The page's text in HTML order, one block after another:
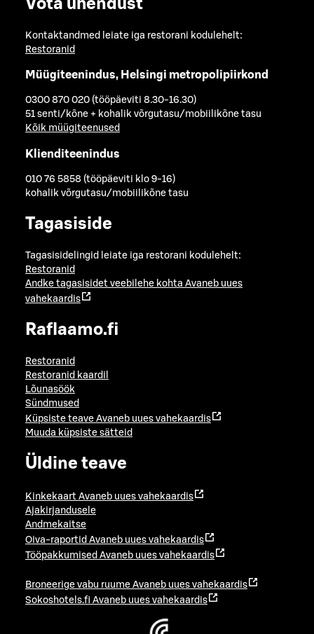
Võta ühendust
Kontaktandmed leiate iga restorani kodulehelt:
Restoranid
Müügiteenindus, Helsingi metropolipiirkond
0300 870 020 (tööpäeviti 8.30-16.30)
51 senti/kõne + kohalik võrgutasu/mobiilikõne tasu
Kõik müügiteenused
Klienditeenindus
010 76 5858 (tööpäeviti klo 9-16)
kohalik võrgutasu/mobiilikõne tasu
Tagasiside
Tagasisidelingid leiate iga restorani kodulehelt:
Restoranid
Andke tagasisidet veebilehe kohta Avaneb uues
vahekaardis
Raflaamo.fi
Restoranid
Restoranid kaardil
Lõunasöök
Sündmused
Küpsiste teave Avaneb uues vahekaardis
Muuda küpsiste sätteid
Üldine teave
Kinkekaart Avaneb uues vahekaardis
Ajakirjandusele
Andmekaitse
Oiva-raportid Avaneb uues vahekaardis
Tööpakkumised Avaneb uues vahekaardis
Broneerige vabu ruume Avaneb uues vahekaardis
Sokoshotels.fi Avaneb uues vahekaardis